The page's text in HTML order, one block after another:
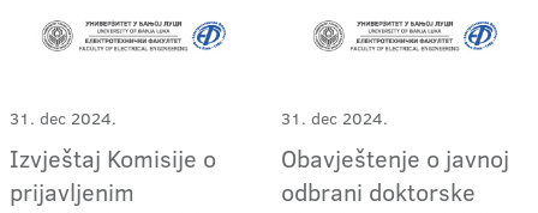
31. dec 2024.
Izvještaj Komisije o
prijavljenim
31. dec 2024.
Obavještenje o javnoj
odbrani doktorske